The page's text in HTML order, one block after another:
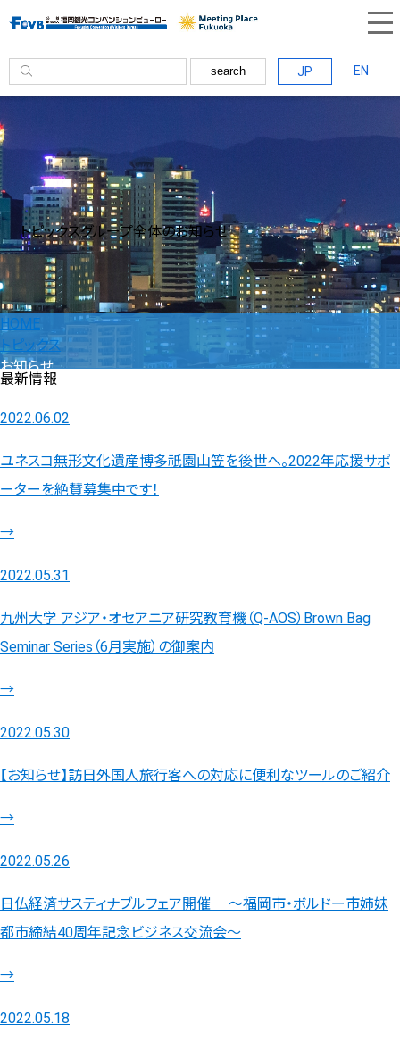
search JP EN
トピックスグループ全体のお知らせ
HOME
トピックス
お知らせ
最新情報
2022.06.02
ユネスコ無形文化遺産博多祇園山笠を後世へ。2022年応援サポ
ーターを絶賛募集中です！
→
2022.05.31
九州大学 アジア・オセアニア研究教育機（Q-AOS）Brown Bag
Seminar Series（6月実施）の御案内
→
2022.05.30
【お知らせ】訪日外国人旅行客への対応に便利なツールのご紹介
→
2022.05.26
日仏経済サスティナブルフェア開催 ～福岡市・ボルドー市姉妹
都市締結40周年記念ビジネス交流会～
→
2022.05.18